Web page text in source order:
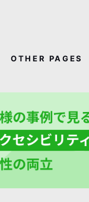
OTHER PAGES